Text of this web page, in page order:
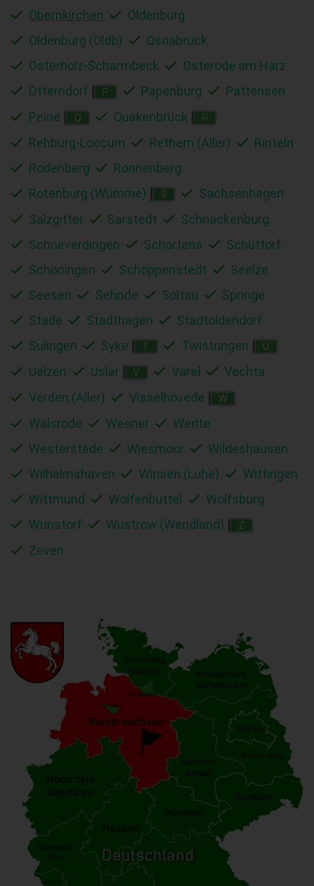
Obernkirchen
Oldenburg
Oldenburg (Oldb)
Osnabrück
Osterholz-Scharmbeck
Osterode am Harz
Otterndorf
P Papenburg
Pattensen
Peine
Q Quakenbrück R
Rehburg-Loccum Rethem (Aller)
Rinteln
Rodenberg
Ronnenberg
Rotenburg (Wümme)
S
Sachsenhagen
Salzgitter
Sarstedt
Schnackenburg
Schneverdingen
Schortens
Schüttorf
Schöningen
Schöppenstedt
Seelze
Seesen
Sehnde Soltau
Springe
Stade
Stadthagen
Stadtoldendorf
Sulingen
Syke T Twistringen U
Uelzen Uslar V Varel
Vechta
Verden (Aller)
Visselhövede W
Walsrode Weener
Werlte
Westerstede
Wiesmoor
Wildeshausen
Wilhelmshaven
Winsen (Luhe)
Wittingen
Wittmund
Wolfenbüttel
Wolfsburg
Wunstorf
Wustrow (Wendland) Z
Zeven